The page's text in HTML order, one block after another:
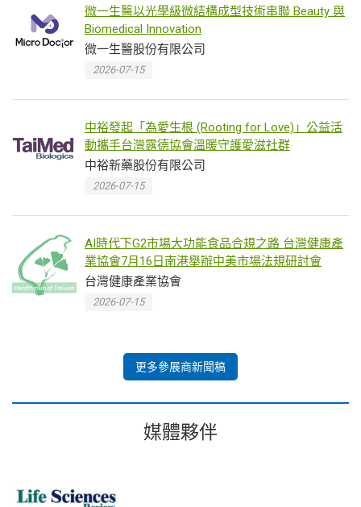
微一生醫以光學級微結構成型技術串聯 Beauty 與
Biomedical Innovation
微一生醫股份有限公司
2026-07-15
中裕發起「為愛生根 (Rooting for Love)」公益活
動攜手台灣露德協會溫暖守護愛滋社群
中裕新藥股份有限公司
2026-07-15
AI時代下G2市場大功能食品合規之路 台灣健康產
業協會7月16日南港舉辦中美市場法規研討會
台灣健康產業協會
2026-07-15
更多參展商新聞稿
媒體夥伴